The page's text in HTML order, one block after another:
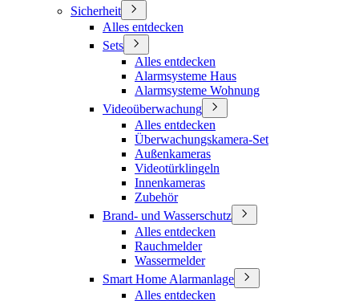
Sicherheit
Alles entdecken
Sets
Alles entdecken
Alarmsysteme Haus
Alarmsysteme Wohnung
Videoüberwachung
Alles entdecken
Überwachungskamera-Set
Außenkameras
Videotürklingeln
Innenkameras
Zubehör
Brand- und Wasserschutz
Alles entdecken
Rauchmelder
Wassermelder
Smart Home Alarmanlage
Alles entdecken